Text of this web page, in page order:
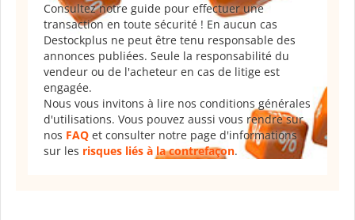
Consultez notre guide pour effectuer une
transaction en toute sécurité ! En aucun cas
Destockplus ne peut être tenu responsable des
annonces publiées. Seule la responsabilité du
vendeur ou de l'acheteur en cas de litige est
engagée.
Nous vous invitons à lire nos conditions générales
d'utilisations. Vous pouvez aussi vous rendre sur
nos FAQ et consulter notre page d'informations
sur les risques liés à la contrefaçon.